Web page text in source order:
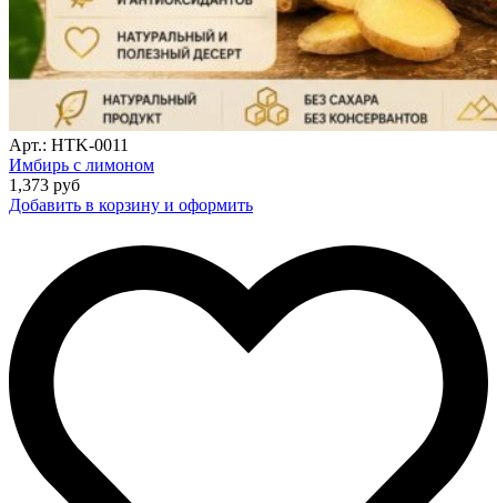
Арт.: HTK-0011
Имбирь с лимоном
1,373 руб
Добавить в корзину и оформить